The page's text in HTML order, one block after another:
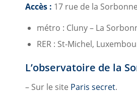
Accès : 17 rue de la
métro : Cluny – La
RER : St-Michel,
L’observatoire de la
– Sur le site Paris secret.